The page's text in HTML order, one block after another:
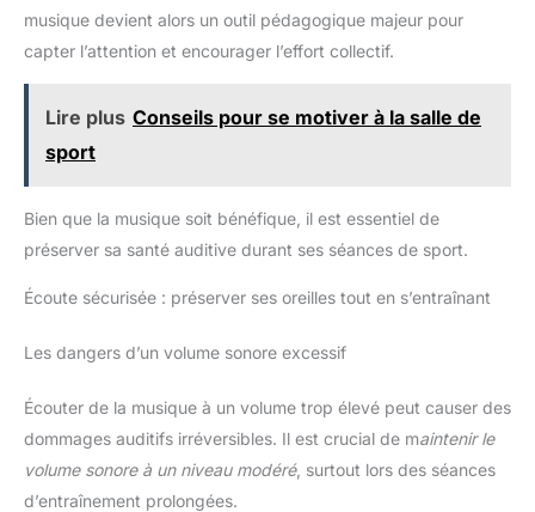
musique devient alors un outil pédagogique majeur pour
capter l’attention et encourager l’effort collectif.
Lire plus Conseils pour se motiver à la salle de
sport
Bien que la musique soit bénéfique, il est essentiel de
préserver sa santé auditive durant ses séances de sport.
Écoute sécurisée : préserver ses oreilles tout en s’entraînant
Les dangers d’un volume sonore excessif
Écouter de la musique à un volume trop élevé peut causer des
dommages auditifs irréversibles. Il est crucial de maintenir le
volume sonore à un niveau modéré, surtout lors des séances
d’entraînement prolongées.